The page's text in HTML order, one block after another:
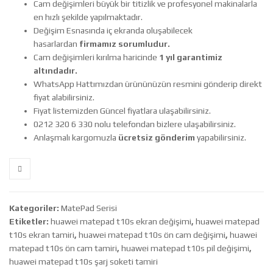
Cam değişimleri büyük bir titizlik ve profesyonel makinalarla
en hızlı şekilde yapılmaktadır.
Değişim Esnasında iç ekranda oluşabilecek
hasarlardan firmamız sorumludur.
Cam değişimleri kırılma haricinde 1 yıl garantimiz
altındadır.
WhatsApp Hattımızdan ürününüzün resmini gönderip direkt
fiyat alabilirsiniz.
Fiyat listemizden Güncel fiyatlara ulaşabilirsiniz.
0212 320 6 330 nolu telefondan bizlere ulaşabilirsiniz.
Anlaşmalı kargomuzla ücretsiz gönderim yapabilirsiniz.
Kategoriler: MatePad Serisi
Etiketler: huawei matepad t10s ekran değişimi, huawei matepad
t10s ekran tamiri, huawei matepad t10s ön cam değişimi, huawei
matepad t10s ön cam tamiri, huawei matepad t10s pil değişimi,
huawei matepad t10s şarj soketi tamiri